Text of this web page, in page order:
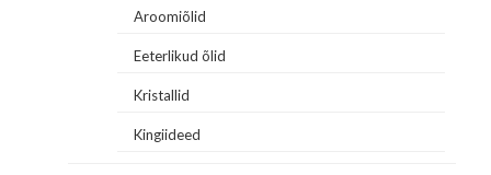
Aroomiõlid
Eeterlikud õlid
Kristallid
Kingiideed